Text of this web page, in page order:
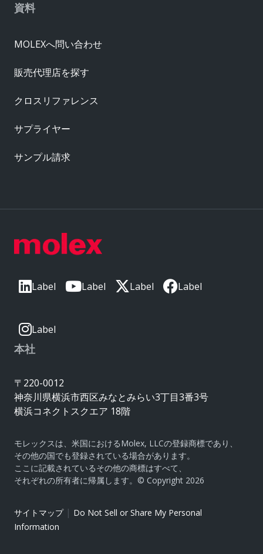
Label Label Label Label
Label
本社
〒220-0012
神奈川県横浜市西区みなとみらい3丁目3番3号
横浜コネクトスクエア 18階
モレックスは、米国におけるMolex, LLCの登録商標であり、
その他の国でも登録されている場合があります。
ここに記載されているその他の商標はすべて、
それぞれの所有者に帰属します。© Copyright 2026
サイトマップ| Do Not Sell or Share My Personal
Information
資料
MOLEXへ問い合わせ
販売代理店を探す
クロスリファレンス
サプライヤー
サンプル請求